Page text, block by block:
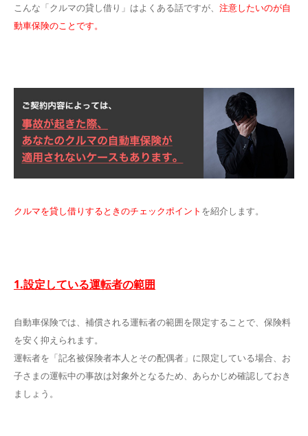
こんな「クルマの貸し借り」はよくある話ですが、 注意したいのが自
動車保険のことです。
クルマを貸し借りするときのチェックポイント を紹介します。
1.設定している運転者の範囲
自動車保険では、補償される運転者の範囲を限定することで、保険料
を安く抑えられます。
運転者を「記名被保険者本人とその配偶者」に限定している場合、お
子さまの運転中の事故は対象外となるため、あらかじめ確認しておき
ましょう。